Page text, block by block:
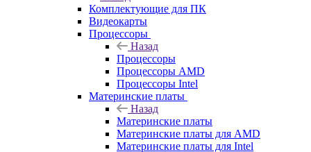
Комплектующие для ПК
Видеокарты
Процессоры
Назад
Процессоры
Процессоры AMD
Процессоры Intel
Материнские платы
Назад
Материнские платы
Материнские платы для AMD
Материнские платы для Intel